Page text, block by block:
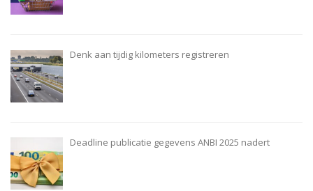
Denk aan tijdig kilometers registreren
Deadline publicatie gegevens ANBI 2025 nadert